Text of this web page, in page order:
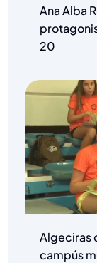
Ana Alba
20
Algeciras
campús